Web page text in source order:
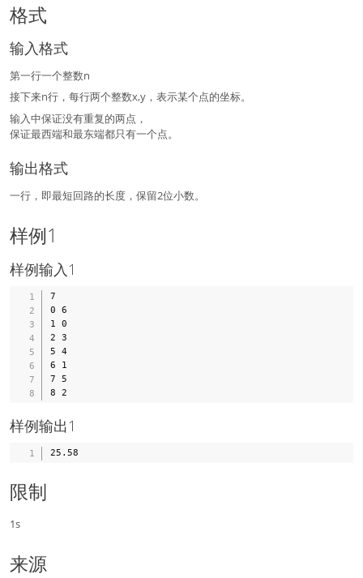
格式
输入格式
第一行一个整数n
接下来n行，每行两个整数x,y，表示某个点的坐标。
输入中保证没有重复的两点，
保证最西端和最东端都只有一个点。
输出格式
一行，即最短回路的长度，保留2位小数。
样例1
样例输入1
7
0 6
1 0
2 3
5 4
6 1
7 5
样例输出1
限制
1s
来源